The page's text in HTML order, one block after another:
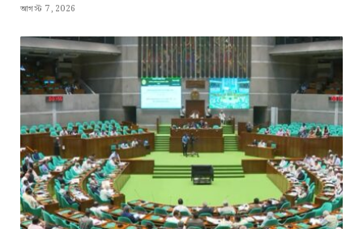
আগস্ট 7, 2026